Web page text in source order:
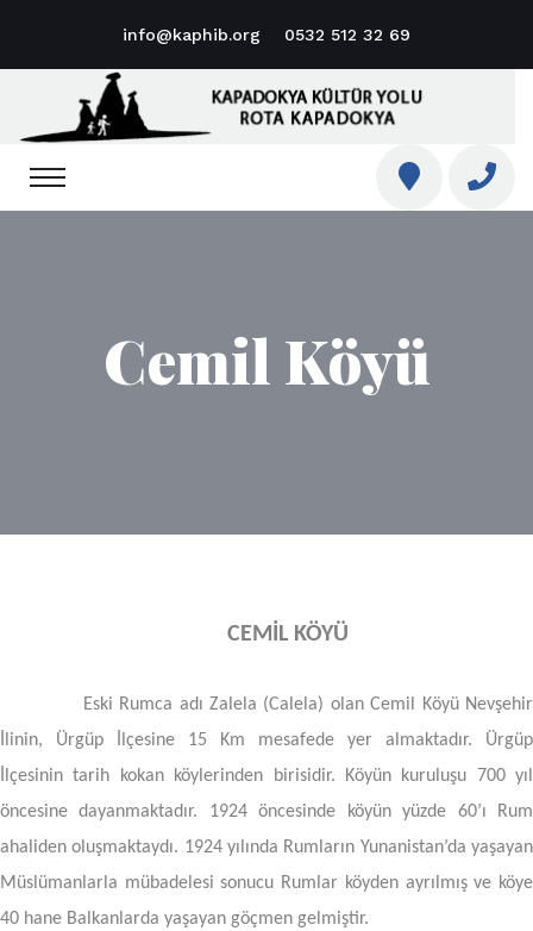
info@kaphib.org 0532 512 32 69
Cemil Köyü
CEMİL KÖYÜ
Eski Rumca adı Zalela (Calela) olan Cemil Köyü Nevşehir
İlinin, Ürgüp İlçesine 15 Km mesafede yer almaktadır. Ürgüp
İlçesinin tarih kokan köylerinden birisidir. Köyün kuruluşu 700 yıl
öncesine dayanmaktadır. 1924 öncesinde köyün yüzde 60’ı Rum
ahaliden oluşmaktaydı. 1924 yılında Rumların Yunanistan’da yaşayan
Müslümanlarla mübadelesi sonucu Rumlar köyden ayrılmış ve köye
40 hane Balkanlarda yaşayan göçmen gelmiştir.